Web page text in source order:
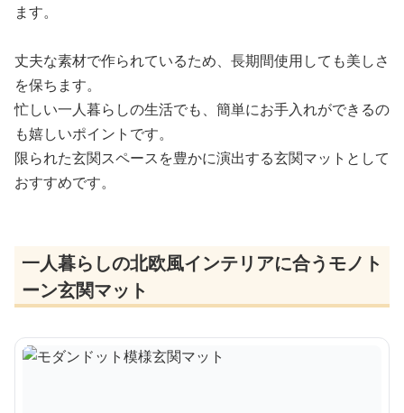
ます。
丈夫な素材で作られているため、長期間使用しても美しさ
を保ちます。
忙しい一人暮らしの生活でも、簡単にお手入れができるの
も嬉しいポイントです。
限られた玄関スペースを豊かに演出する玄関マットとして
おすすめです。
一人暮らしの北欧風インテリアに合うモノト
ーン玄関マット